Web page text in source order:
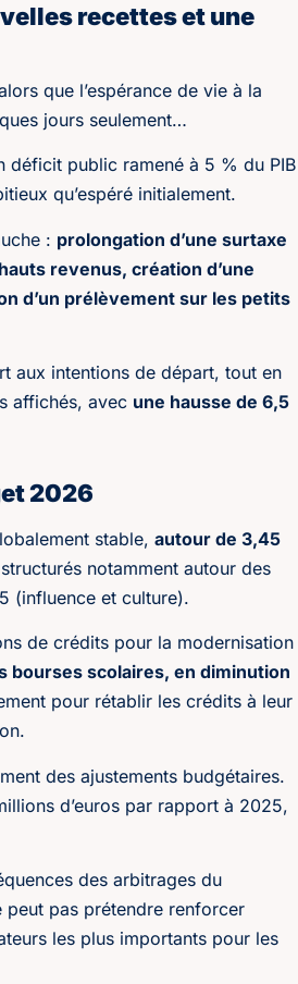
recettes et une
que l’espérance de vie à la
jours seulement…
déficit public ramené à 5 % du PIB
qu’espéré initialement.
: prolongation d’une surtaxe
revenus, création d’une
d’un prélèvement sur les petits
aux intentions de départ, tout en
affichés, avec une hausse de 6,5
2026
stable, autour de 3,45
notamment autour des
(influence et culture).
de crédits pour la modernisation
bourses scolaires, en diminution
pour rétablir les crédits à leur
des ajustements budgétaires.
d’euros par rapport à 2025,
des arbitrages du
peut pas prétendre renforcer
les plus importants pour les